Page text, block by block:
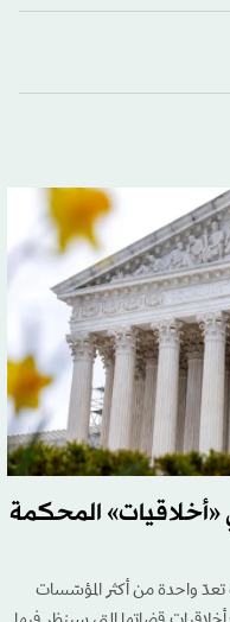
المحكمة
تعدّ واحدة من أكثر المؤسّسات